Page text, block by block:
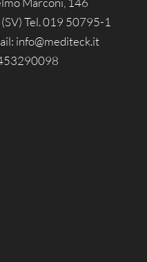
Tel. 019 50795-1
info@mediteck.it